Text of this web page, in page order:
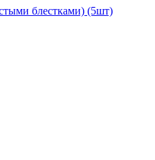
блестками) (5шт)